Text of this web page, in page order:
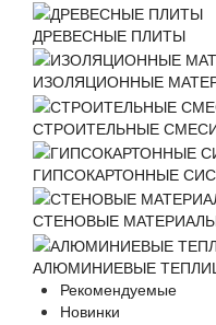
ДРЕВЕСНЫЕ ПЛИТЫ
ИЗОЛЯЦИОННЫЕ
СТРОИТЕЛЬНЫЕ
ГИПСОКАРТОННЫЕ
СТЕНОВЫЕ
АЛЮМИНИЕВЫЕ
Рекомендуемые
Новинки